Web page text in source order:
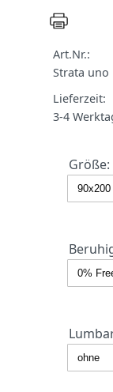
Art.Nr.:
Strata uno
Lieferzeit:
3-4
Größe: